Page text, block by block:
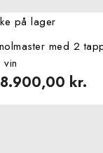
på lager
med 2
vin
kr.